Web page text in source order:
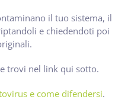
il tuo sistema, il
e chiedendoti poi
trovi nel link qui sotto.
e come difendersi.